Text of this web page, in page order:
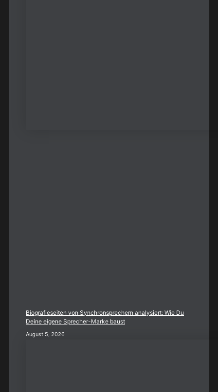
Biografieseiten von Synchronsprechern analysiert: Wie Du
Deine eigene Sprecher-Marke baust
August 5, 2026